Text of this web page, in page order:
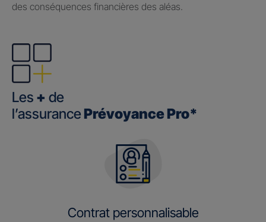
des conséquences financières des aléas.
Les + de
l’assurance Prévoyance Pro*
Contrat personnalisable